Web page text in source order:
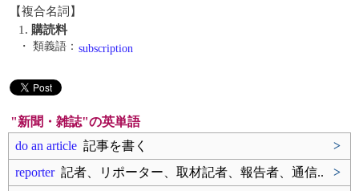
【複合名詞】
1. 購読料
・ 類義語： subscription
"新聞・雑誌"の英単語
do an article 記事を書く
>
reporter記者、リポーター、取材記者、報告者、通信..
>